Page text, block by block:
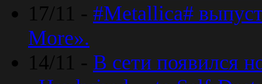
17/11 - #Metallica#
More».
14/11 - В сети появился